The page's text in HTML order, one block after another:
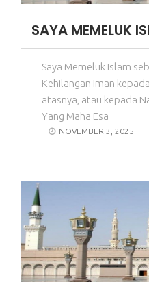
SAYA MEMELUK
Saya Memeluk Islam
Kehilangan Iman
atasnya, atau kepada
Yang Maha Esa
NOVEMBER 3, 2025